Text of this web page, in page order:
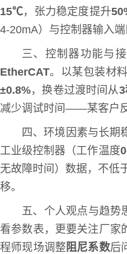
15℃，张力稳定度提升
4-20mA）与控制器输入
三、控制器功能与
EtherCAT。以某包装材
±0.8%，换卷过渡时间从
减少调试时间——某客户
四、环境因素与长期
工业级控制器（工作温度
无故障时间）数据，不低
移。
五、个人观点与趋势
看参数表，更要关注厂
程师现场调整 阻尼系数后